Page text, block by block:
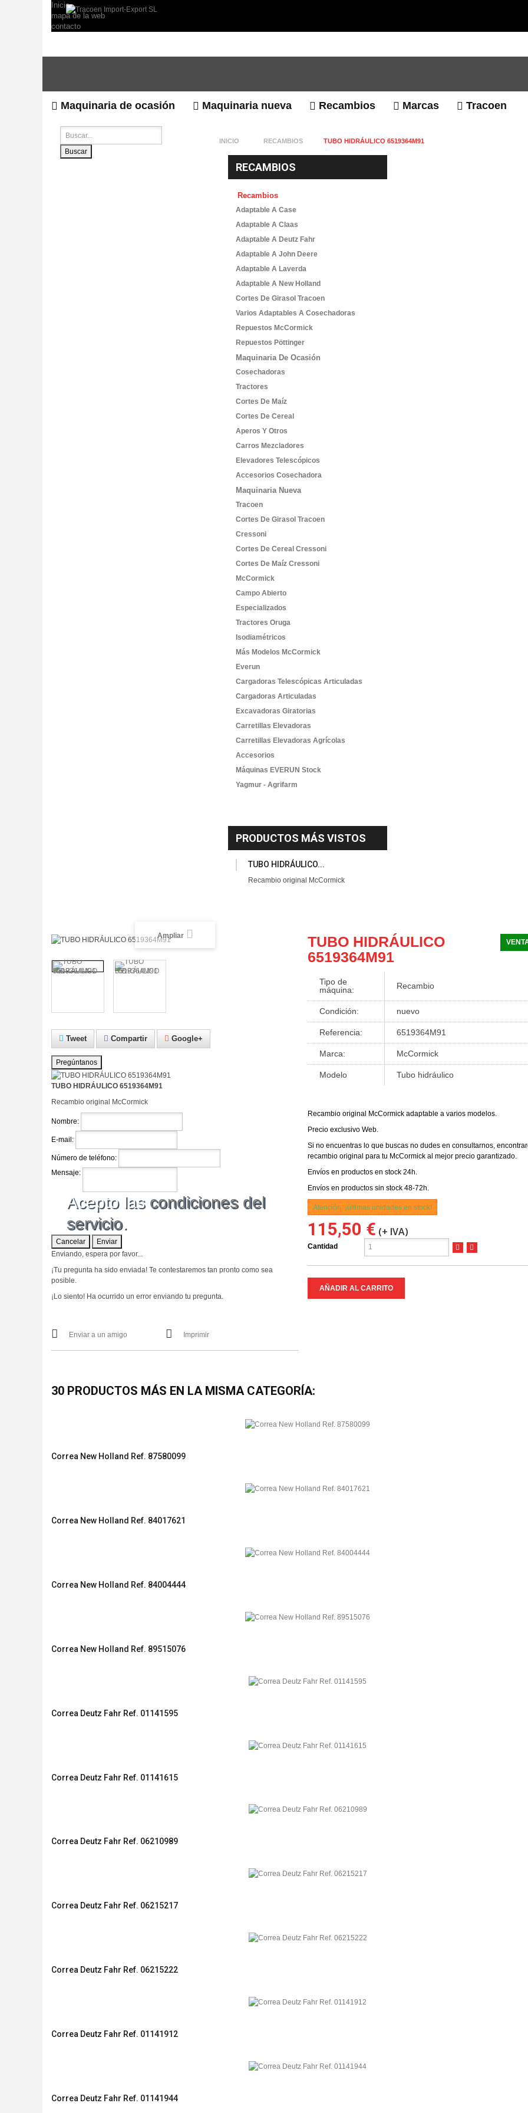
Inicio
mapa de la web
contacto
Maquinaria de ocasión Maquinaria nueva Recambios Marcas Tracoen
Buscar
INICIO RECAMBIOS TUBO HIDRÁULICO 6519364M91
RECAMBIOS
Recambios
Adaptable A Case
Adaptable A Claas
Adaptable A Deutz Fahr
Adaptable A John Deere
Adaptable A Laverda
Adaptable A New Holland
Cortes De Girasol Tracoen
Varios Adaptables A Cosechadoras
Repuestos McCormick
Repuestos Pöttinger
Maquinaria De Ocasión
Cosechadoras
Tractores
Cortes De Maíz
Cortes De Cereal
Aperos Y Otros
Carros Mezcladores
Elevadores Telescópicos
Accesorios Cosechadora
Maquinaria Nueva
Tracoen
Cortes De Girasol Tracoen
Cressoni
Cortes De Cereal Cressoni
Cortes De Maíz Cressoni
McCormick
Campo Abierto
Especializados
Tractores Oruga
Isodiamétricos
Más Modelos McCormick
Everun
Cargadoras Telescópicas Articuladas
Cargadoras Articuladas
Excavadoras Giratorias
Carretillas Elevadoras
Carretillas Elevadoras Agrícolas
Accesorios
Máquinas EVERUN Stock
Yagmur - Agrifarm
PRODUCTOS MÁS VISTOS
TUBO HIDRÁULICO...
Recambio original McCormick
Ampliar
Tweet Compartir Google+
Pregúntanos
TUBO HIDRÁULICO 6519364M91
Recambio original McCormick
Nombre:
E-mail:
Número de teléfono:
Mensaje:
Acepto las condiciones del
servicio.
Cancelar
Enviar
Enviando, espera por favor...
¡Tu pregunta ha sido enviada! Te contestaremos tan pronto como sea
posible.
¡Lo siento! Ha ocurrido un error enviando tu pregunta.
Enviar a un amigo Imprimir
TUBO HIDRÁULICO
6519364M91
Tipo de
máquina:
Recambio
Condición: nuevo
Referencia: 6519364M91
Marca: McCormick
Modelo Tubo hidráulico
Recambio original McCormick adaptable a varios modelos.
Precio exclusivo Web.
Si no encuentras lo que buscas no dudes en consultarnos,
recambio original para tu McCormick al mejor precio garantizado.
Envíos en productos en stock 24h.
Envíos en productos sin stock 48-72h.
Atención: ¡últimas unidades en stock!
115,50 € (+ IVA)
Cantidad
AÑADIR AL CARRITO
30 PRODUCTOS MÁS EN LA MISMA CATEGORÍA:
Correa New Holland Ref. 87580099
Correa New Holland Ref. 84017621
Correa New Holland Ref. 84004444
Correa New Holland Ref. 89515076
Correa Deutz Fahr Ref. 01141595
Correa Deutz Fahr Ref. 01141615
Correa Deutz Fahr Ref. 06210989
Correa Deutz Fahr Ref. 06215217
Correa Deutz Fahr Ref. 06215222
Correa Deutz Fahr Ref. 01141912
Correa Deutz Fahr Ref. 01141944